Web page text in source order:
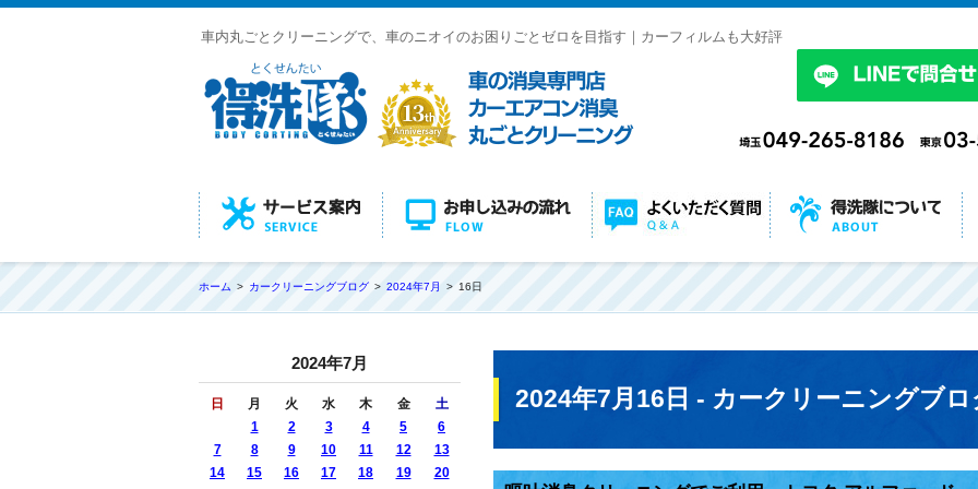
車内丸ごとクリーニングで、車のニオイのお困りごとゼロを目指す｜カーフィルムも大好評
ホーム カークリーニングブログ 2024年7月 16日
2024年7月16日 - カークリーニングブロ
2024年7月
日 月 火 水 木 金
土
1
2 3 4 5
6
7
8 9 10 11 12
13
14
15 16 17 18 19
20